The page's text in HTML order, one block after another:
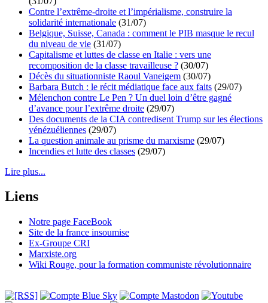
Contre l’extrême-droite et l’impérialisme, construire la
solidarité internationale (31/07)
Belgique, Suisse, Canada : comment le PIB masque le recul
du niveau de vie (31/07)
Capitalisme et luttes de classe en Italie : vers une
recomposition de la classe travailleuse ? (30/07)
Décès du situationniste Raoul Vaneigem (30/07)
Barbara Butch : le récit médiatique face aux faits (29/07)
Mélenchon contre Le Pen ? Un duel loin d’être gagné
d’avance pour l’extrême droite (29/07)
Des documents de la CIA contredisent Trump sur les élections
vénézuéliennes (29/07)
La question animale au prisme du marxisme (29/07)
Incendies et lutte des classes (29/07)
Lire plus...
Liens
Notre page FaceBook
Site de la france insoumise
Ex-Groupe CRI
Marxiste.org
Wiki Rouge, pour la formation communiste révolutionnaire